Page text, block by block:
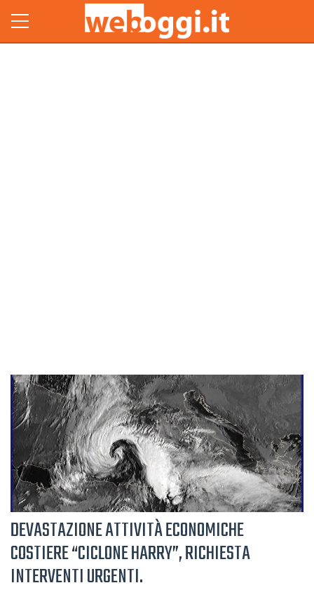
DEVASTAZIONE ATTIVITÀ ECONOMICHE
COSTIERE “CICLONE HARRY”, RICHIESTA
INTERVENTI URGENTI.